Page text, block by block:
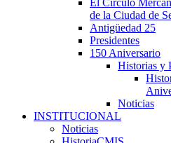
El Círculo
de la Ciudad de
Antigüedad 25
Presidentes
150 Aniversario
Historias y
Noticias
INSTITUCIONAL
Noticias